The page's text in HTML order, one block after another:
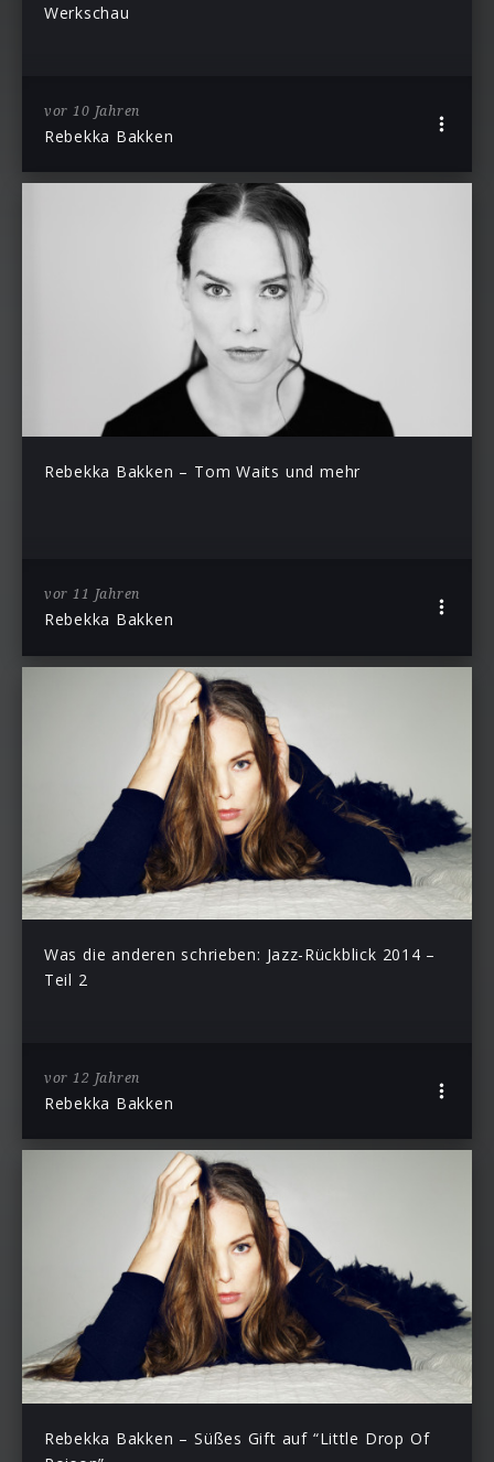
Werkschau
vor 10 Jahren
Rebekka Bakken
Rebekka Bakken – Tom Waits und mehr
vor 11 Jahren
Rebekka Bakken
Was die anderen schrieben: Jazz-Rückblick 2014 –
Teil 2
vor 12 Jahren
Rebekka Bakken
Rebekka Bakken – Süßes Gift auf “Little Drop Of